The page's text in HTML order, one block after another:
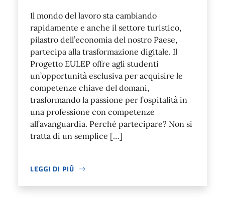
Il mondo del lavoro sta cambiando
rapidamente e anche il settore turistico,
pilastro dell’economia del nostro Paese,
partecipa alla trasformazione digitale. Il
Progetto EULEP offre agli studenti
un’opportunità esclusiva per acquisire le
competenze chiave del domani,
trasformando la passione per l’ospitalità in
una professione con competenze
all’avanguardia. Perché partecipare? Non si
tratta di un semplice […]
LEGGI DI PIÙ